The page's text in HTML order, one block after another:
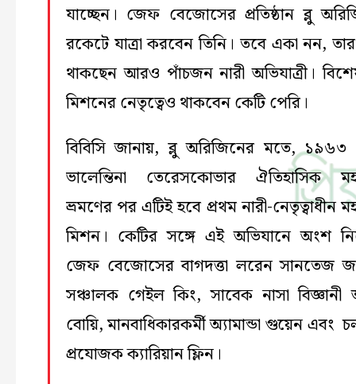
যাচ্ছেন। জেফ বেজোসের প্রতিষ্ঠান ব্লু
রকেটে যাত্রা করবেন তিনি। তবে একা নন,
থাকছেন আরও পাঁচজন নারী অভিযাত্রী।
মিশনের নেতৃত্বেও থাকবেন কেটি পেরি।
বিবিসি জানায়, ব্লু অরিজিনের মতে, ১৯৬৩
ভালেন্তিনা তেরেসকোভার ঐতিহাসিক
ভ্রমণের পর এটিই হবে প্রথম নারী-নেতৃত্বাধীন
মিশন। কেটির সঙ্গে এই অভিযানে অংশ
জেফ বেজোসের বাগদত্তা লরেন সানতেজ
সঞ্চালক গেইল কিং, সাবেক নাসা বিজ্ঞানী
বোয়ি, মানবাধিকারকর্মী অ্যামান্ডা গুয়েন এবং
প্রযোজক ক্যারিয়ান ফ্লিন।